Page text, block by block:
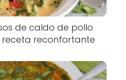
de caldo de pollo
receta reconfortante